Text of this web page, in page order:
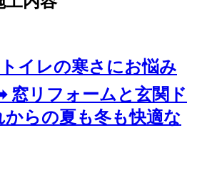
イレの寒さにお悩み
窓リフォームと玄関ド
からの夏も冬も快適な